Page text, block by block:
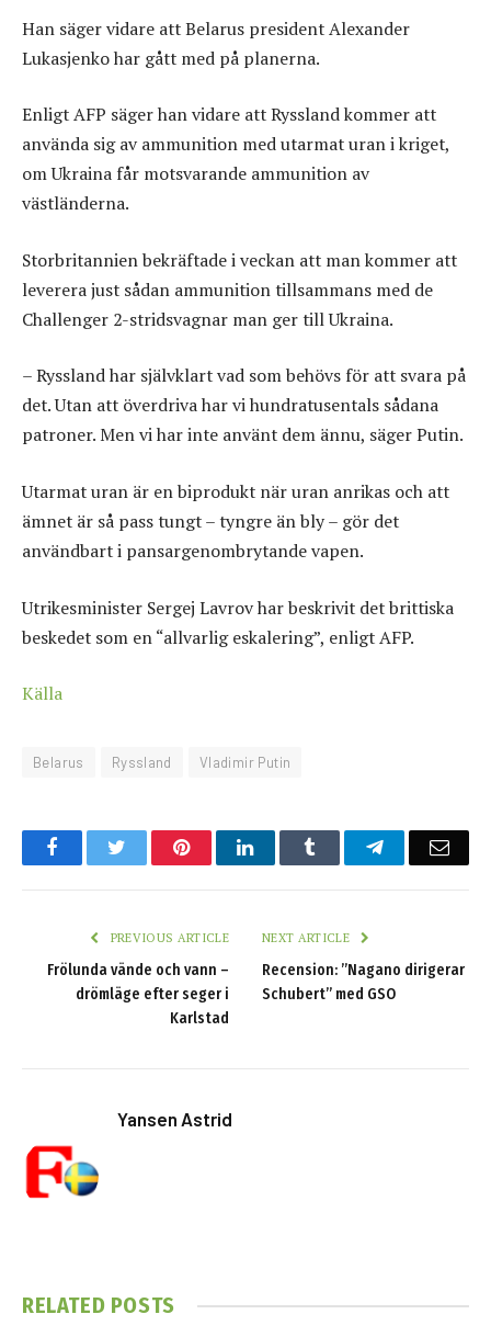
Han säger vidare att Belarus president Alexander
Lukasjenko har gått med på planerna.
Enligt AFP säger han vidare att Ryssland kommer att
använda sig av ammunition med utarmat uran i kriget,
om Ukraina får motsvarande ammunition av
västländerna.
Storbritannien bekräftade i veckan att man kommer att
leverera just sådan ammunition tillsammans med de
Challenger 2-stridsvagnar man ger till Ukraina.
– Ryssland har självklart vad som behövs för att svara på
det. Utan att överdriva har vi hundratusentals sådana
patroner. Men vi har inte använt dem ännu, säger Putin.
Utarmat uran är en biprodukt när uran anrikas och att
ämnet är så pass tungt – tyngre än bly – gör det
användbart i pansargenombrytande vapen.
Utrikesminister Sergej Lavrov har beskrivit det brittiska
beskedet som en “allvarlig eskalering”, enligt AFP.
Källa
Belarus Ryssland Vladimir Putin
FacebookTwitter PinterestLinkedIn Tumblr Telegram
PREVIOUS ARTICLE
Frölunda vände och vann –
drömläge efter seger i
Karlstad
NEXT ARTICLE
Recension: ”Nagano dirigerar
Schubert” med GSO
Yansen Astrid
RELATED POSTS